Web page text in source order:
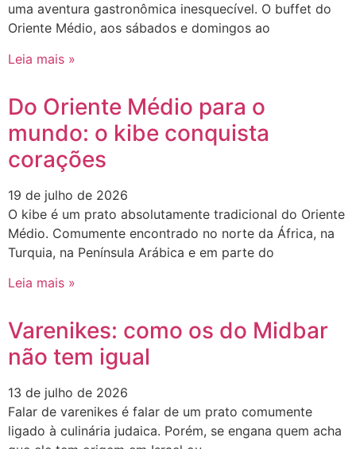
uma aventura gastronômica inesquecível. O buffet do
Oriente Médio, aos sábados e domingos ao
Leia mais »
Do Oriente Médio para o
mundo: o kibe conquista
corações
19 de julho de 2026
O kibe é um prato absolutamente tradicional do Oriente
Médio. Comumente encontrado no norte da África, na
Turquia, na Península Arábica e em parte do
Leia mais »
Varenikes: como os do Midbar
não tem igual
13 de julho de 2026
Falar de varenikes é falar de um prato comumente
ligado à culinária judaica. Porém, se engana quem acha